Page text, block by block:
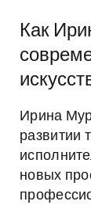
Как
Ирина
развитии
новых